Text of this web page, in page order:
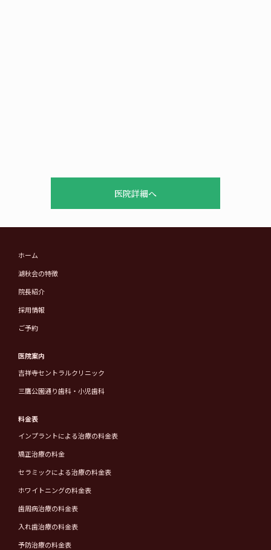
医院詳細へ
ホーム
湖秋会の特徴
院長紹介
採用情報
ご予約
医院案内
吉祥寺セントラルクリニック
三鷹公園通り歯科・小児歯科
料金表
インプラントによる治療の料金表
矯正治療の料金
セラミックによる治療の料金表
ホワイトニングの料金表
歯周病治療の料金表
入れ歯治療の料金表
予防治療の料金表